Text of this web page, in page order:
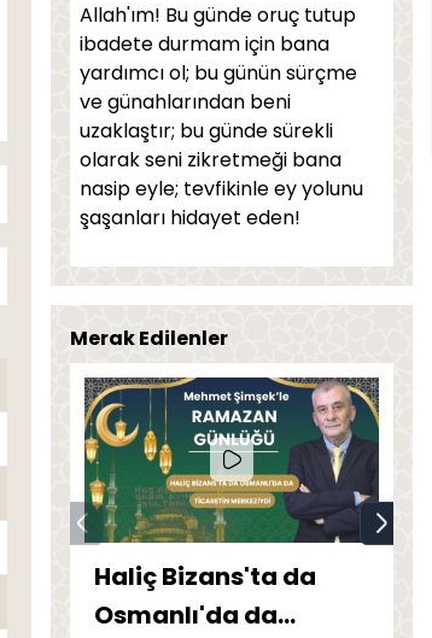
Allah'ım! Bu günde oruç tutup
ibadete durmam için bana
yardımcı ol; bu günün sürçme
ve günahlarından beni
uzaklaştır; bu günde sürekli
olarak seni zikretmeği bana
nasip eyle; tevfikinle ey yolunu
şaşanları hidayet eden!
Merak Edilenler
Haliç Bizans'ta da
Osmanlı'da da